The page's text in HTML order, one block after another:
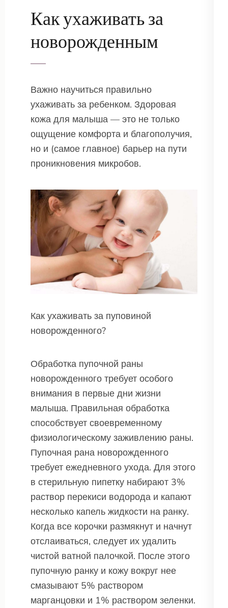
Как ухаживать за
новорожденным
Важно научиться правильно
ухаживать за ребенком. Здоровая
кожа для малыша — это не только
ощущение комфорта и благополучия,
но и (самое главное) барьер на пути
проникновения микробов.
Как ухаживать за пуповиной
новорожденного?
Обработка пупочной раны
новорожденного требует особого
внимания в первые дни жизни
малыша. Правильная обработка
способствует своевременному
физиологическому заживлению раны.
Пупочная рана новорожденного
требует ежедневного ухода. Для этого
в стерильную пипетку набирают 3%
раствор перекиси водорода и капают
несколько капель жидкости на ранку.
Когда все корочки размякнут и начнут
отслаиваться, следует их удалить
чистой ватной палочкой. После этого
пупочную ранку и кожу вокруг нее
смазывают 5% раствором
марганцовки и 1% раствором зеленки.